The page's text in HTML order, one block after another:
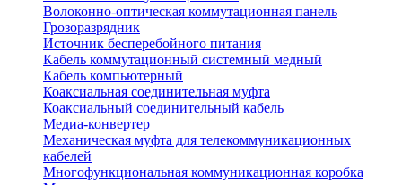
Волоконно-оптическая коммутационная панель
Грозоразрядник
Источник бесперебойного питания
Кабель коммутационный системный медный
Кабель компьютерный
Коаксиальная соединительная муфта
Коаксиальный соединительный кабель
Медиа-конвертер
Механическая муфта для телекоммуникационных
кабелей
Многофункциональная коммуникационная коробка